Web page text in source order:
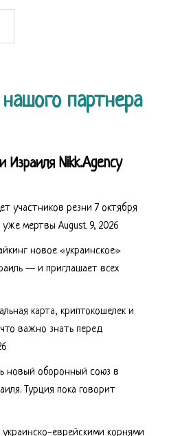
партнера
Израиля Nikk.Agency
участников резни 7 октября
уже мертвы August 9, 2026
новое «украинское»
— и приглашает всех
карта, криптокошелек и
важно знать перед
новый оборонный союз в
Турция пока говорит
еврейскими корнями